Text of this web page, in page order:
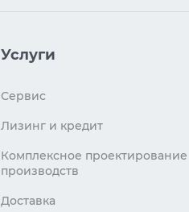
Услуги
Сервис
Лизинг и кредит
Комплексное проектирование
производств
Доставка